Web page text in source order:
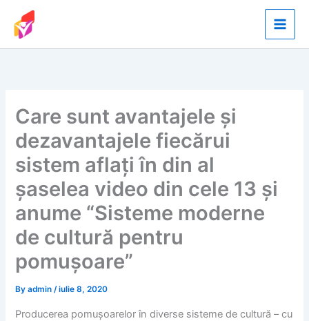
content
Care sunt avantajele și
dezavantajele fiecărui
sistem aflați în din al
șaselea video din cele 13 și
anume “Sisteme moderne
de cultură pentru
pomușoare”
Byadmin/iulie 8, 2020
Producerea pomușoarelor în diverse sisteme de cultură – cu